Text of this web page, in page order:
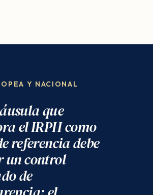
Y NACIONAL
que
el IRPH como
referencia debe
un control
de